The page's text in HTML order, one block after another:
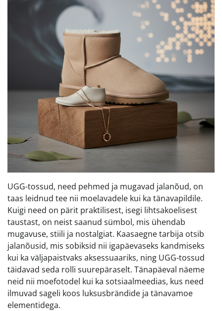
UGG-tossud, need pehmed ja mugavad jalanõud, on
taas leidnud tee nii moelavadele kui ka tänavapildile.
Kuigi need on pärit praktilisest, isegi lihtsakoelisest
taustast, on neist saanud sümbol, mis ühendab
mugavuse, stiili ja nostalgiat. Kaasaegne tarbija otsib
jalanõusid, mis sobiksid nii igapäevaseks kandmiseks
kui ka väljapaistvaks aksessuaariks, ning UGG-tossud
täidavad seda rolli suurepäraselt. Tänapäeval näeme
neid nii moefotodel kui ka sotsiaalmeedias, kus need
ilmuvad sageli koos luksusbrändide ja tänavamoe
elementidega.